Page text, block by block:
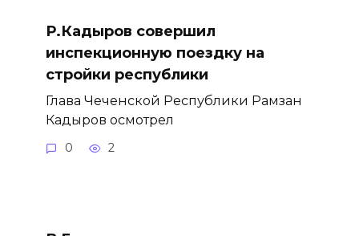
Р.Кадыров совершил
инспекционную поездку на
стройки республики
Глава Чеченской Республики Рамзан
Кадыров осмотрел
0 2